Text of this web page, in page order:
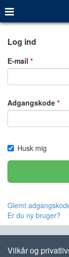
Log ind
E-mail
Adgangskode
Husk mig
Glemt
Er du ny bruger?
Vilkår og